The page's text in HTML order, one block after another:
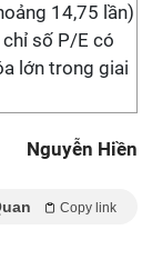
14,75 lần)
số P/E có
lớn trong giai
Nguyễn Hiền
Copy link